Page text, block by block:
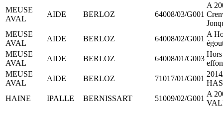
MEUSE
AVAL
AIDE BERLOZ 64008/03/G001
A
MEUSE
AVAL
AIDE BERLOZ 64008/02/G001
A
MEUSE
AVAL
AIDE BERLOZ 64008/01/G003
MEUSE
AVAL
AIDE BERLOZ 71017/01/G001
HAINE
IPALLE BERNISSART 51009/02/G001
A